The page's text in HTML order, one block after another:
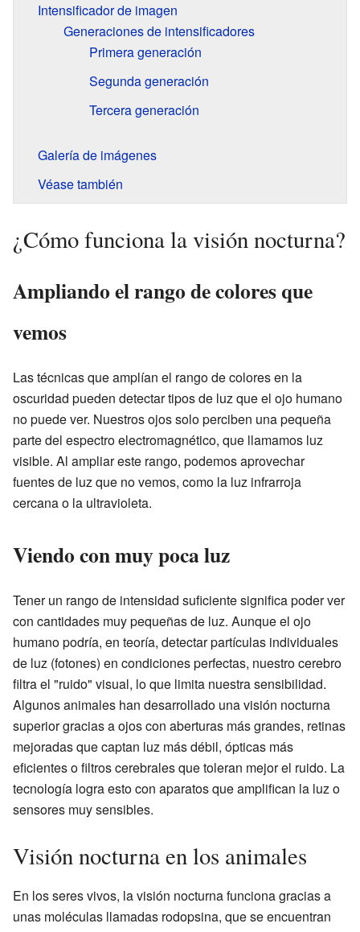
Intensificador de imagen
Generaciones de intensificadores
Primera generación
Segunda generación
Tercera generación
Galería de imágenes
Véase también
¿Cómo funciona la visión nocturna?
Ampliando el rango de colores que
vemos
Las técnicas que amplían el rango de colores en la
oscuridad pueden detectar tipos de luz que el ojo humano
no puede ver. Nuestros ojos solo perciben una pequeña
parte del espectro electromagnético, que llamamos luz
visible. Al ampliar este rango, podemos aprovechar
fuentes de luz que no vemos, como la luz infrarroja
cercana o la ultravioleta.
Viendo con muy poca luz
Tener un rango de intensidad suficiente significa poder ver
con cantidades muy pequeñas de luz. Aunque el ojo
humano podría, en teoría, detectar partículas individuales
de luz (fotones) en condiciones perfectas, nuestro cerebro
filtra el "ruido" visual, lo que limita nuestra sensibilidad.
Algunos animales han desarrollado una visión nocturna
superior gracias a ojos con aberturas más grandes, retinas
mejoradas que captan luz más débil, ópticas más
eficientes o filtros cerebrales que toleran mejor el ruido. La
tecnología logra esto con aparatos que amplifican la luz o
sensores muy sensibles.
Visión nocturna en los animales
En los seres vivos, la visión nocturna funciona gracias a
unas moléculas llamadas rodopsina, que se encuentran